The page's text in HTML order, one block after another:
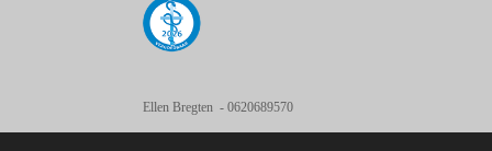
Ellen Bregten - 0620689570